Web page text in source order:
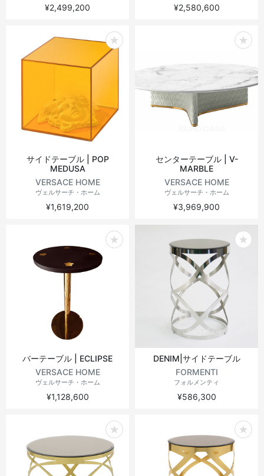
¥2,499,200 ¥2,580,600
サイドテーブル | POP
MEDUSA
VERSACE HOME
ヴェルサーチ・ホーム
¥1,619,200
センターテーブル | V-
MARBLE
VERSACE HOME
ヴェルサーチ・ホーム
¥3,969,900
バーテーブル | ECLIPSE
VERSACE HOME
ヴェルサーチ・ホーム
¥1,128,600
DENIM|サイドテーブル
FORMENTI
フォルメンティ
¥586,300